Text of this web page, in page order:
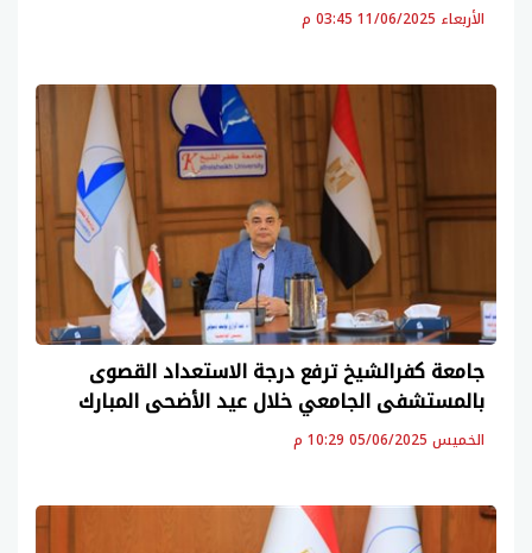
الأربعاء 11/06/2025 03:45 م
جامعة كفرالشيخ ترفع درجة الاستعداد القصوى
بالمستشفى الجامعي خلال عيد الأضحى المبارك
الخميس 05/06/2025 10:29 م